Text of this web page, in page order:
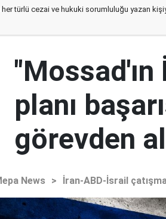
her türlü cezai ve hukuki sorumluluğu yazan
planı
görevden
News > İran-ABD-İsrail